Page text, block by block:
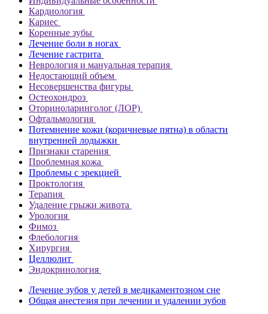
Кардиология
Кариес
Коренные зубы
Лечение боли в ногах
Лечение гастрита
Неврология и мануальная терапия
Недостающий объем
Несовершенства фигуры
Остеохондроз
Оториноларинголог (ЛОР)
Офтальмология
Потемнение кожи (коричневые пятна) в области
внутренней лодыжки
Признаки старения
Проблемная кожа
Проблемы с эрекцией
Проктология
Терапия
Удаление грыжи живота
Урология
Фимоз
Флебология
Хирургия
Целлюлит
Эндокринология
Лечение зубов у детей в медикаментозном сне
Общая анестезия при лечении и удалении зубов